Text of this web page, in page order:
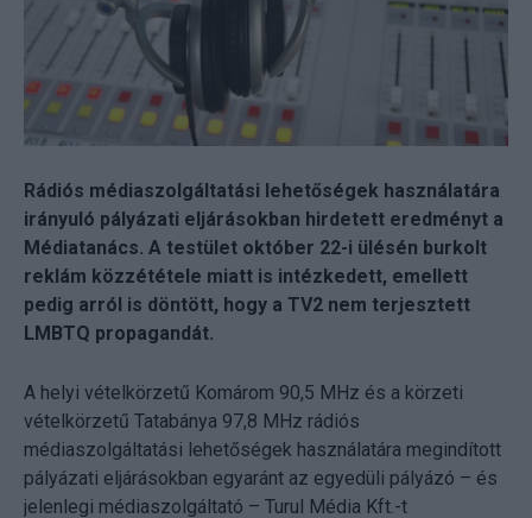
Rádiós médiaszolgáltatási lehetőségek használatára
irányuló pályázati eljárásokban hirdetett eredményt a
Médiatanács. A testület október 22-i ülésén burkolt
reklám közzététele miatt is intézkedett, emellett
pedig arról is döntött, hogy a TV2 nem terjesztett
LMBTQ propagandát.
A helyi vételkörzetű Komárom 90,5 MHz és a körzeti
vételkörzetű Tatabánya 97,8 MHz rádiós
médiaszolgáltatási lehetőségek használatára megindított
pályázati eljárásokban egyaránt az egyedüli pályázó – és
jelenlegi médiaszolgáltató – Turul Média Kft.-t